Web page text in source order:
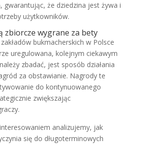
gwarantując, że dziedzina jest żywa i
użytkowników.
zbiorcze wygrane za bety
bukmacherskich w Polsce
uregulowana, kolejnym ciekawym
zbadać, jest sposób działania
za obstawianie. Nagrody te
do kontynuowanego
zwiększając
analizujemy, jak
się do długoterminowych